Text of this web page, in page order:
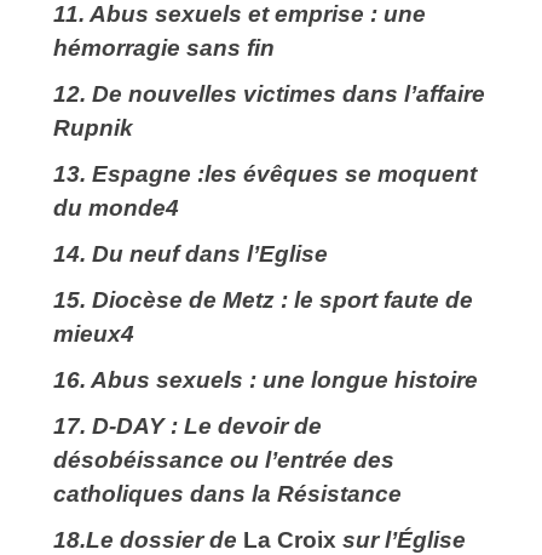
11. Abus sexuels et emprise : une
hémorragie sans fin
12. De nouvelles victimes dans l’affaire
Rupnik
13. Espagne :les évêques se moquent
du monde4
14. Du neuf dans l’Eglise
15. Diocèse de Metz : le sport faute de
mieux4
16. Abus sexuels : une longue histoire
17. D-DAY : Le devoir de
désobéissance ou l’entrée des
catholiques dans la Résistance
18.Le dossier de La Croix surl’Église